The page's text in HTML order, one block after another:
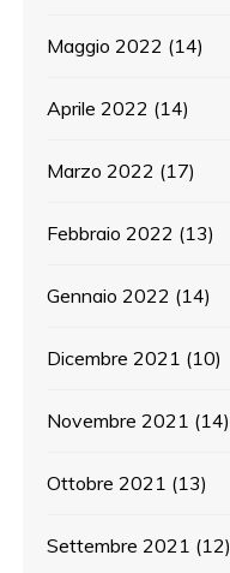
Maggio 2022 (14)
Aprile 2022 (14)
Marzo 2022 (17)
Febbraio 2022 (13)
Gennaio 2022 (14)
Dicembre 2021 (10)
Novembre 2021 (14)
Ottobre 2021 (13)
Settembre 2021 (12)